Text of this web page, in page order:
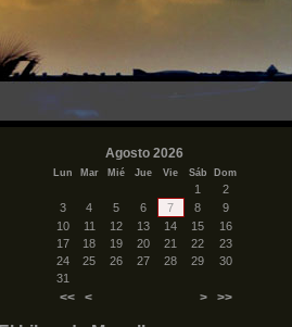
Agosto 2026
Lun Mar Mié Jue Vie Sáb Dom
1
2
3
4 5 6 7 8
9
10
11 12 13 14 15
16
17
18 19 20 21 22
23
24
25 26 27 28 29
30
31
<< < > >>